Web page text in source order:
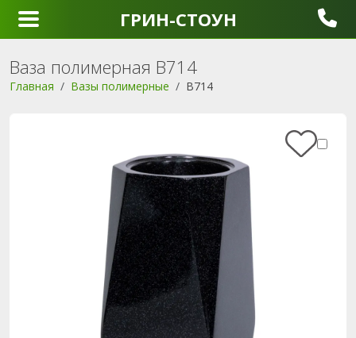
ГРИН-СТОУН
Ваза полимерная В714
Главная Вазы полимерные В714